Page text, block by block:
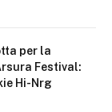
per la
Festival:
Hi-Nrg